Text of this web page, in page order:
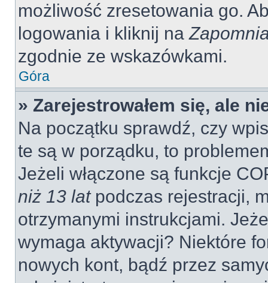
możliwość zresetowania go.
logowania i kliknij na
zgodnie ze wskazówkami.
Góra
» Zarejestrowałem się, ale
Na początku sprawdź, czy
te są w porządku, to
Jeżeli włączone są funkcje
niż 13 latpodczas rejestracji,
otrzymanymi instrukcjami.
wymaga aktywacji? Niektóre
nowych kont, bądź przez